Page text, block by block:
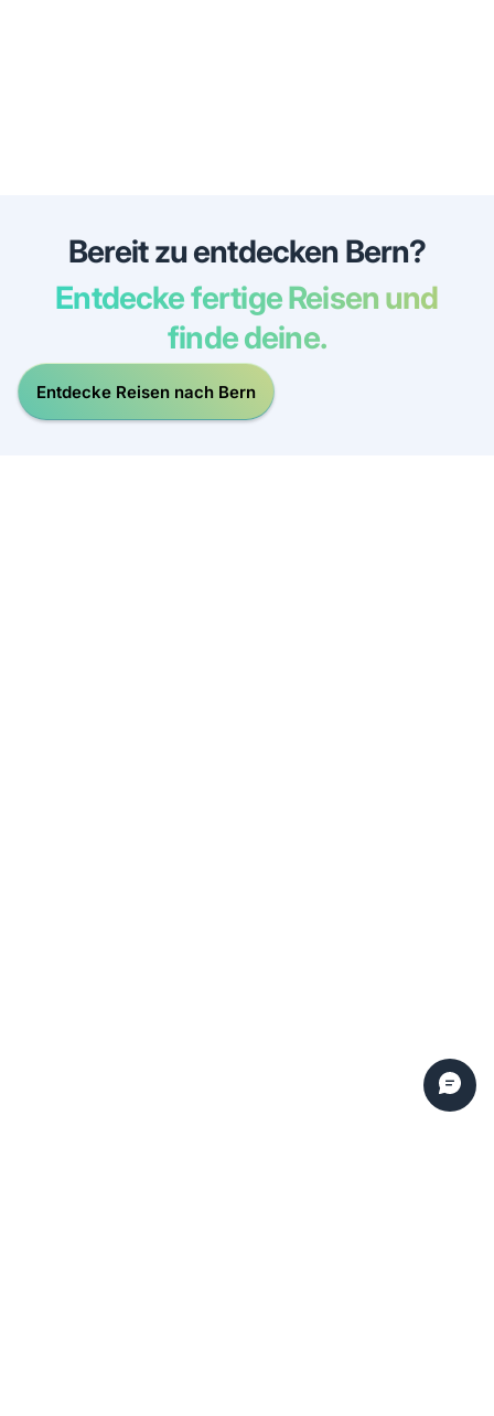
Bereit zu entdecken Bern?
Entdecke fertige Reisen und
finde deine.
Entdecke Reisen nach Bern